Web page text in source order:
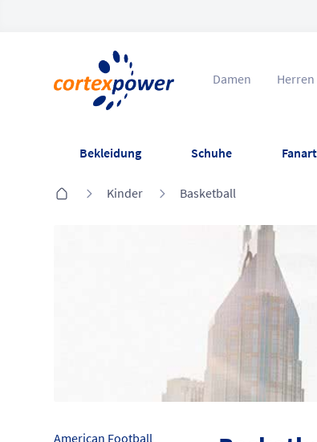
Damen Herren
Bekleidung Schuhe
Kinder Basketball
American Football